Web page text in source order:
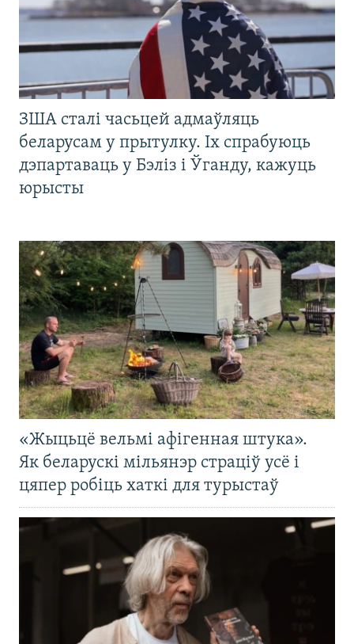
ЗША сталі часьцей адмаўляць
беларусам у прытулку. Іх спрабуюць
дэпартаваць у Бэліз і Ўганду, кажуць
юрысты
«Жыцьцё вельмі афігенная штука».
Як беларускі мільянэр страціў усё і
цяпер робіць хаткі для турыстаў